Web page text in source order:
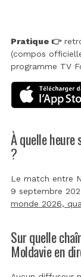
Pratique 👉
(compos
programme TV
À quelle heure
?
Le match entre
9 septembre
monde 2026,
Sur quelle
Moldavie en